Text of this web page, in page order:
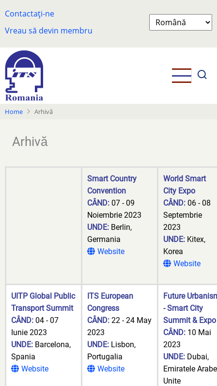
to
main
Contactați-ne
Vreau să devin membru
Select
your
Home Arhivă
Arhivă
Smart Country
Convention
CÂND: 07 - 09
Noiembrie 2023
UNDE: Berlin,
Germania
Website
World Smart
City Expo
CÂND: 06 - 08
Septembrie
2023
UNDE: Kitex,
Korea
Website
UITP Global Public
Transport Summit
CÂND: 04 - 07
Iunie 2023
UNDE: Barcelona,
Spania
Website
ITS European
Congress
CÂND: 22 - 24 May
2023
UNDE: Lisbon,
Portugalia
Website
Future
- Smart City
Summit & Expo
CÂND: 10 Mai
2023
UNDE: Dubai,
Emiratele Arabe
Unite